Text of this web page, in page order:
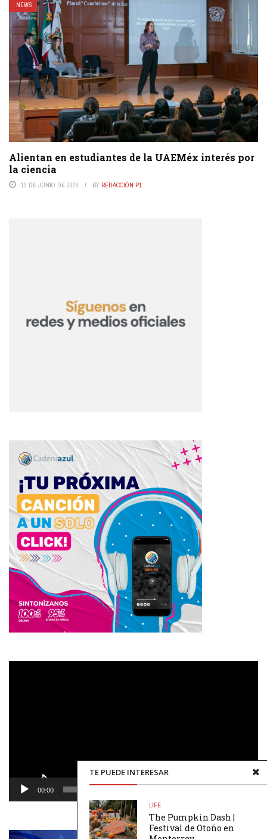
NEWS
Alientan en estudiantes de la UAEMéx interés por
la ciencia
13 DE JUNIO DE 2023 BY REDACCIÓN P1
TE PUEDE INTERESAR
LIFE
The Pumpkin Dash |
Festival de Otoño en
00:00